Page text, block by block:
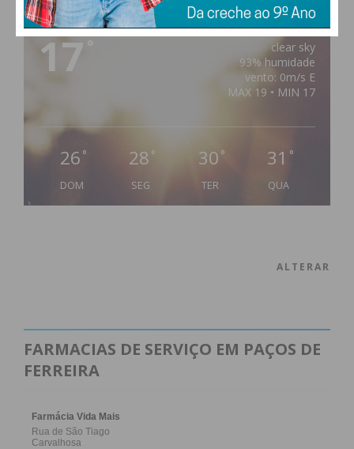
PAÇOS DE FERREIRA
17
clear sky
93% humidade
vento: 0m/s E
MAX 19 • MIN 17
26 °
DOM
28 °
SEG
30 °
TER
31 °
QUA
ALTERAR
FARMACIAS DE SERVIÇO EM PAÇOS DE
FERREIRA